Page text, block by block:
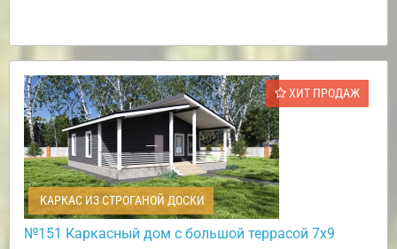
ХИТ ПРОДАЖ
КАРКАС ИЗ СТРОГАНОЙ ДОСКИ
№151 Каркасный дом с большой террасой 7х9